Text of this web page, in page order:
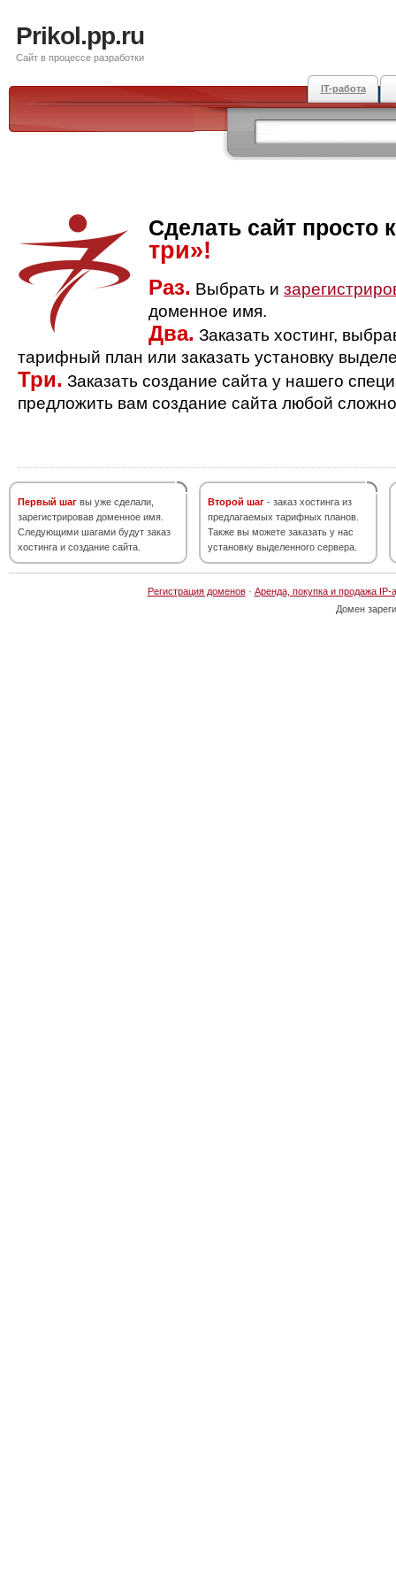
Prikol.pp.ru
Сайт в процессе разработки
IT-работа
Сделать сайт просто
три»!
Раз. Выбрать и
доменное имя.
Два. Заказать хостинг,
тарифный план или заказать установку
Три. Заказать создание сайта у нашего
предложить вам создание сайта любой
Первый шаг вы уже сделали,
зарегистрировав доменное имя.
Следующими шагами будут заказ
хостинга и создание сайта.
Второй шаг - заказ хостинга из
предлагаемых тарифных планов.
Также вы можете заказать у нас
установку выделенного сервера.
Регистрация доменов· Аренда, покупка и продажа IP-
Домен